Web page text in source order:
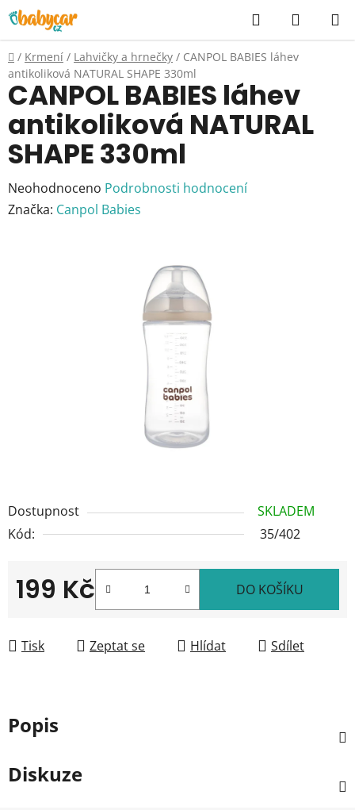
Přejít
na
obsah
Hledat
KOŠÍK
Domů
/ Krmení / Lahvičky a hrnečky / CANPOL BABIES láhev
antikoliková NATURAL SHAPE 330ml
Dostupnost
SKLADEM
Kód:
35/402
199 Kč DO KOŠÍKU
Tisk Zeptat se Hlídat Sdílet
CANPOL BABIES láhev
antikoliková NATURAL
SHAPE 330ml
Průměrné
hodnocení
Neohodnoceno Podrobnosti hodnocení
Značka: Canpol Babies
Popis
Diskuze